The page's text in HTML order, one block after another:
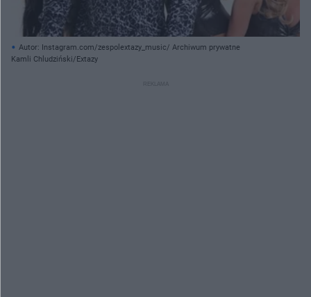
Autor: Instagram.com/zespolextazy_music/ Archiwum prywatne
Kamli Chludziński/Extazy